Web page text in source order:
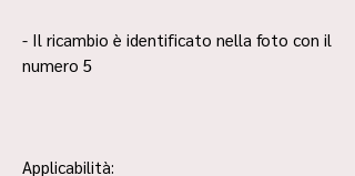
- Il ricambio è identificato nella foto con il
numero 5
Applicabilità: